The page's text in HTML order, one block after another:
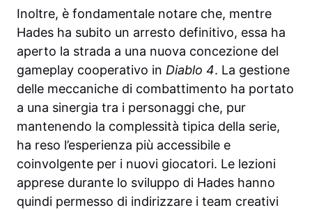
Inoltre, è fondamentale notare che, mentre
Hades ha subito un arresto definitivo, essa ha
aperto la strada a una nuova concezione del
gameplay cooperativo in Diablo 4. La gestione
delle meccaniche di combattimento ha portato
a una sinergia tra i personaggi che, pur
mantenendo la complessità tipica della serie,
ha reso l’esperienza più accessibile e
coinvolgente per i nuovi giocatori. Le lezioni
apprese durante lo sviluppo di Hades hanno
quindi permesso di indirizzare i team creativi